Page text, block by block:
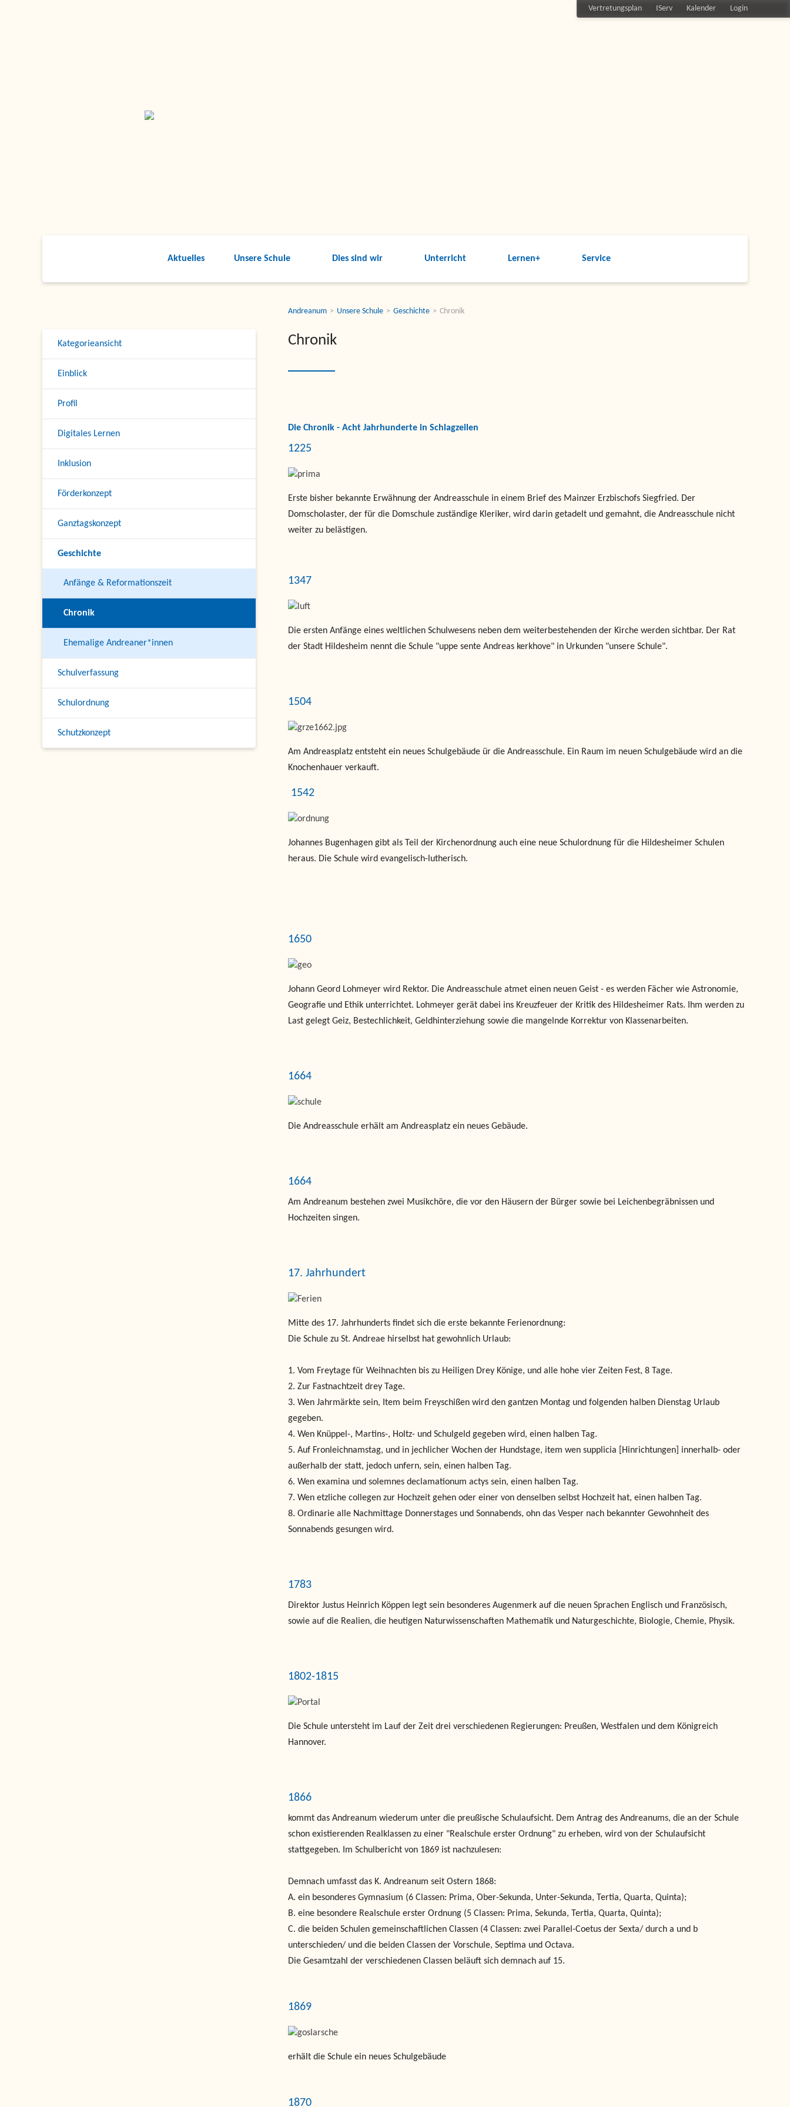
Vertretungsplan IServ Kalender Login
Aktuelles Unsere Schule Dies sind wir Unterricht Lernen+ Service
Kategorieansicht
Einblick
Profil
Digitales Lernen
Inklusion
Förderkonzept
Ganztagskonzept
Geschichte
Anfänge & Reformationszeit
Chronik
Ehemalige Andreaner*innen
Schulverfassung
Schulordnung
Schutzkonzept
Andreanum Unsere Schule Geschichte Chronik
Chronik
Die Chronik - Acht Jahrhunderte in Schlagzeilen
1225
Erste bisher bekannte Erwähnung der Andreasschule in einem Brief des Mainzer Erzbischofs Siegfried. Der
Domscholaster, der für die Domschule zuständige Kleriker, wird darin getadelt und gemahnt, die Andreasschule nicht
weiter zu belästigen.
1347
Die ersten Anfänge eines weltlichen Schulwesens neben dem weiterbestehenden der Kirche werden sichtbar. Der Rat
der Stadt Hildesheim nennt die Schule "uppe sente Andreas kerkhove" in Urkunden "unsere Schule".
1504
Am Andreasplatz entsteht ein neues Schulgebäude ür die Andreasschule. Ein Raum im neuen Schulgebäude wird an die
Knochenhauer verkauft.
1542
Johannes Bugenhagen gibt als Teil der Kirchenordnung auch eine neue Schulordnung für die Hildesheimer Schulen
heraus. Die Schule wird evangelisch-lutherisch.
1650
Johann Geord Lohmeyer wird Rektor. Die Andreasschule atmet einen neuen Geist - es werden Fächer wie Astronomie,
Geografie und Ethik unterrichtet. Lohmeyer gerät dabei ins Kreuzfeuer der Kritik des Hildesheimer Rats. Ihm werden zu
Last gelegt Geiz, Bestechlichkeit, Geldhinterziehung sowie die mangelnde Korrektur von Klassenarbeiten.
1664
Die Andreasschule erhält am Andreasplatz ein neues Gebäude.
1664
Am Andreanum bestehen zwei Musikchöre, die vor den Häusern der Bürger sowie bei Leichenbegräbnissen und
Hochzeiten singen.
17. Jahrhundert
Mitte des 17. Jahrhunderts findet sich die erste bekannte Ferienordnung:
Die Schule zu St. Andreae hirselbst hat gewohnlich Urlaub:
1. Vom Freytage für Weihnachten bis zu Heiligen Drey Könige, und alle hohe vier Zeiten Fest, 8 Tage.
2. Zur Fastnachtzeit drey Tage.
3. Wen Jahrmärkte sein, Item beim Freyschißen wird den gantzen Montag und folgenden halben Dienstag Urlaub
gegeben.
4. Wen Knüppel-, Martins-, Holtz- und Schulgeld gegeben wird, einen halben Tag.
5. Auf Fronleichnamstag, und in jechlicher Wochen der Hundstage, item wen supplicia [Hinrichtungen] innerhalb- oder
außerhalb der statt, jedoch unfern, sein, einen halben Tag.
6. Wen examina und solemnes declamationum actys sein, einen halben Tag.
7. Wen etzliche collegen zur Hochzeit gehen oder einer von denselben selbst Hochzeit hat, einen halben Tag.
8. Ordinarie alle Nachmittage Donnerstages und Sonnabends, ohn das Vesper nach bekannter Gewohnheit des
Sonnabends gesungen wird.
1783
Direktor Justus Heinrich Köppen legt sein besonderes Augenmerk auf die neuen Sprachen Englisch und Französisch,
sowie auf die Realien, die heutigen Naturwissenschaften Mathematik und Naturgeschichte, Biologie, Chemie, Physik.
1802-1815
Die Schule untersteht im Lauf der Zeit drei verschiedenen Regierungen: Preußen, Westfalen und dem Königreich
Hannover.
1866
kommt das Andreanum wiederum unter die preußische Schulaufsicht. Dem Antrag des Andreanums, die an der Schule
schon existierenden Realklassen zu einer "Realschule erster Ordnung" zu erheben, wird von der Schulaufsicht
stattgegeben. Im Schulbericht von 1869 ist nachzulesen:
Demnach umfasst das K. Andreanum seit Ostern 1868:
A. ein besonderes Gymnasium (6 Classen: Prima, Ober-Sekunda, Unter-Sekunda, Tertia, Quarta, Quinta);
B. eine besondere Realschule erster Ordnung (5 Classen: Prima, Sekunda, Tertia, Quarta, Quinta);
C. die beiden Schulen gemeinschaftlichen Classen (4 Classen: zwei Parallel-Coetus der Sexta/ durch a und b
unterschieden/ und die beiden Classen der Vorschule, Septima und Octava.
Die Gesamtzahl der verschiedenen Classen beläuft sich demnach auf 15.
1869
erhält die Schule ein neues Schulgebäude
1870